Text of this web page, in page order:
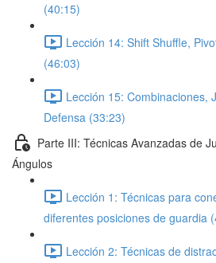
(40:15)
Lección 14: Shift Shuffle,
(46:03)
Lección 15: Combinaciones,
Defensa (33:23)
Parte III: Técnicas Avanzadas de
Ángulos
Lección 1: Técnicas para
diferentes posiciones de guardia
Lección 2: Técnicas de